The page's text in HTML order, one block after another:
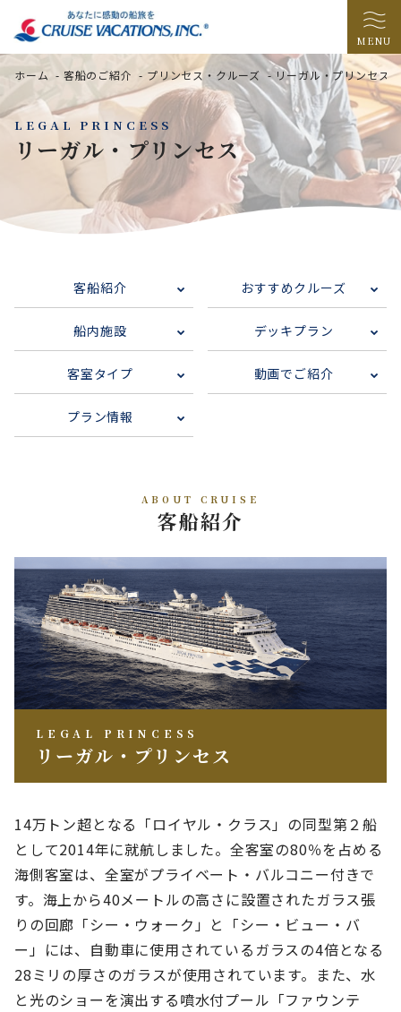
MENU
LEGAL PRINCESS
リーガル・プリンセス
ホーム - 客船のご紹介 - プリンセス・クルーズ - リーガル・プリンセス
客船紹介 おすすめクルーズ
船内施設 デッキプラン
客室タイプ 動画でご紹介
プラン情報
ABOUT CRUISE
客船紹介
LEGAL PRINCESS
リーガル・プリンセス
14万トン超となる「ロイヤル・クラス」の同型第２船
として2014年に就航しました。全客室の80％を占める
海側客室は、全室がプライベート・バルコニー付きで
す。海上から40メートルの高さに設置されたガラス張
りの回廊「シー・ウォーク」と「シー・ビュー・バ
ー」には、自動車に使用されているガラスの4倍となる
28ミリの厚さのガラスが使用されています。また、水
と光のショーを演出する噴水付プール「ファウンテ